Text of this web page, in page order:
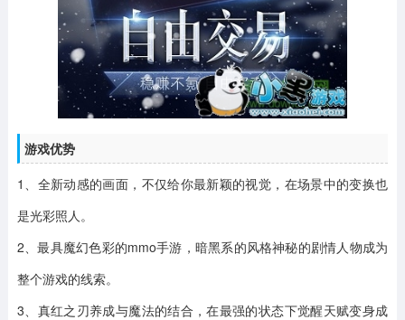
游戏优势
1、全新动感的画面，不仅给你最新颖的视觉，在场景中的变换也
是光彩照人。
2、最具魔幻色彩的mmo手游，暗黑系的风格神秘的剧情人物成为
整个游戏的线索。
3、真红之刃养成与魔法的结合，在最强的状态下觉醒天赋变身成